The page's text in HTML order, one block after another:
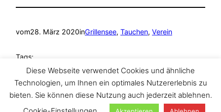
vom28. März 2020inGrillensee, Tauchen, Verein
Tags:
Grillensee , Naunhof, Tauchen, TAZA Tauchclub
Diese Webseite verwendet Cookies und ähnliche
Technologien, um Ihnen ein optimales Nutzererlebnis zu
bieten. Sie können diese Nutzung auch jederzeit ablehnen.